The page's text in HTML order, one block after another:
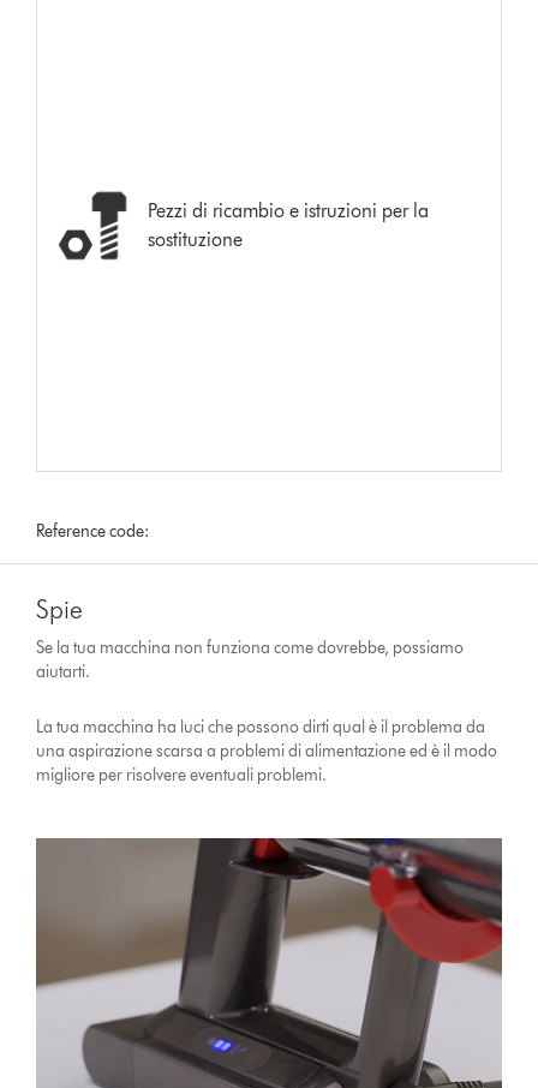
Pezzi di ricambio e istruzioni per la
sostituzione
Reference code:
Spie
Se la tua macchina non funziona come dovrebbe, possiamo
aiutarti.
La tua macchina ha luci che possono dirti qual è il problema da
una aspirazione scarsa a problemi di alimentazione ed è il modo
migliore per risolvere eventuali problemi.